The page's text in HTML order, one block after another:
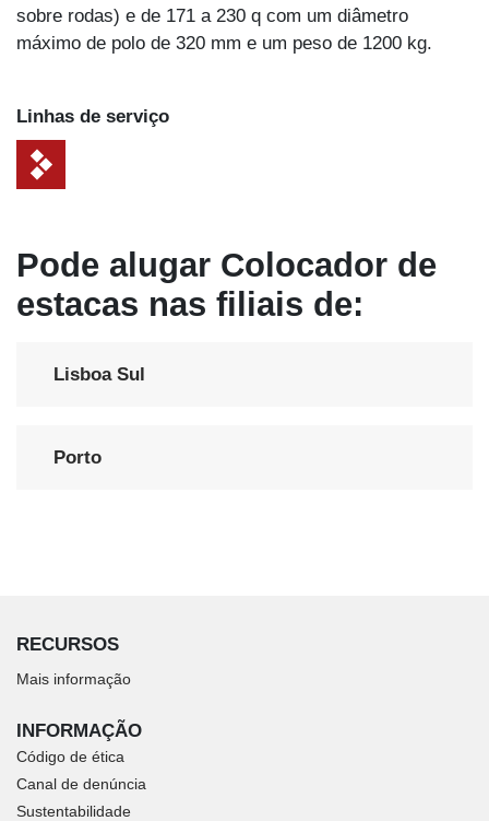
sobre rodas) e de 171 a 230 q com um diâmetro
máximo de polo de 320 mm e um peso de 1200 kg.
Linhas de serviço
Pode alugar Colocador de
estacas nas filiais de:
Lisboa Sul
Porto
RECURSOS
Mais informação
INFORMAÇÃO
Código de ética
Canal de denúncia
Sustentabilidade